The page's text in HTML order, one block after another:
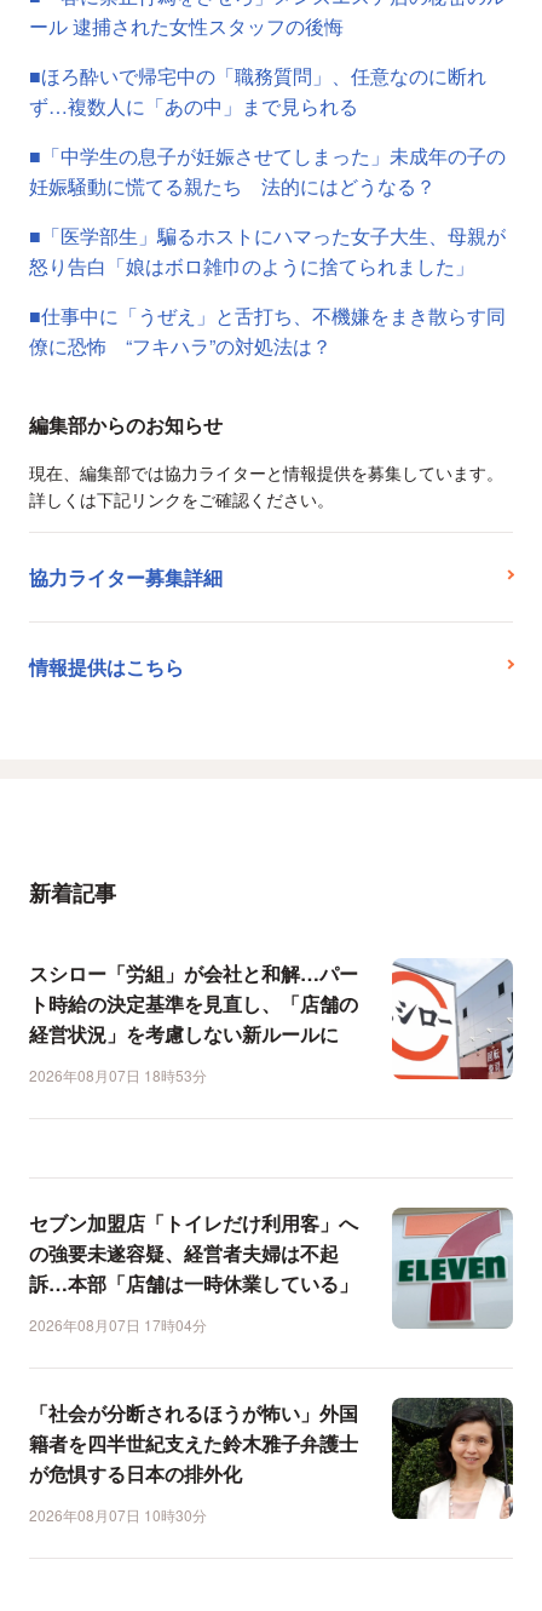
ール 逮捕された女性スタッフの後悔
■ほろ酔いで帰宅中の「職務質問」、任意なのに断れ
ず…複数人に「あの中」まで見られる
■「中学生の息子が妊娠させてしまった」未成年の子の
妊娠騒動に慌てる親たち 法的にはどうなる？
■「医学部生」騙るホストにハマった女子大生、母親が
怒り告白「娘はボロ雑巾のように捨てられました」
■仕事中に「うぜえ」と舌打ち、不機嫌をまき散らす同
僚に恐怖 “フキハラ”の対処法は？
編集部からのお知らせ
現在、編集部では協力ライターと情報提供を募集しています。
詳しくは下記リンクをご確認ください。
協力ライター募集詳細
情報提供はこちら
新着記事
スシロー「労組」が会社と和解…パー
ト時給の決定基準を見直し、「店舗の
経営状況」を考慮しない新ルールに
2026年08月07日 18時53分
セブン加盟店「トイレだけ利用客」へ
の強要未遂容疑、経営者夫婦は不起
訴…本部「店舗は一時休業している」
2026年08月07日 17時04分
「社会が分断されるほうが怖い」外国
籍者を四半世紀支えた鈴木雅子弁護士
が危惧する日本の排外化
2026年08月07日 10時30分